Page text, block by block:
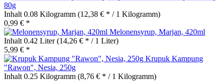
80g
Inhalt 0.08 Kilogramm (12,38 € * / 1 Kilogramm)
0,99 € *
Melonensyrup, Marjan, 420ml
Inhalt 0.42 Liter(14,26 € * / 1 Liter)
5,99 € *
Krupuk Kampung
"Rawon", Nesia, 250g
Inhalt 0.25 Kilogramm (8,76 € * / 1 Kilogramm)